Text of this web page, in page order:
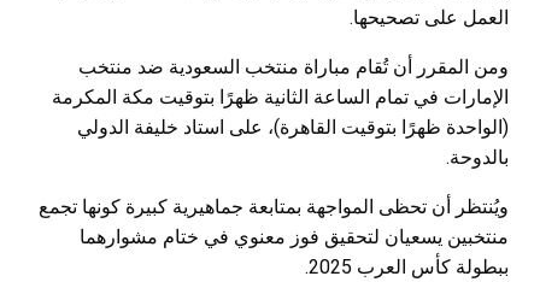
العمل على تصحيحها.
ومن المقرر أن تُقام مباراة منتخب السعودية ضد منتخب
الإمارات في تمام الساعة الثانية ظهرًا بتوقيت مكة المكرمة
(الواحدة ظهرًا بتوقيت القاهرة)، على استاد خليفة الدولي
بالدوحة.
ويُنتظر أن تحظى المواجهة بمتابعة جماهيرية كبيرة كونها تجمع
منتخبين يسعيان لتحقيق فوز معنوي في ختام مشوارهما
ببطولة كأس العرب 2025.